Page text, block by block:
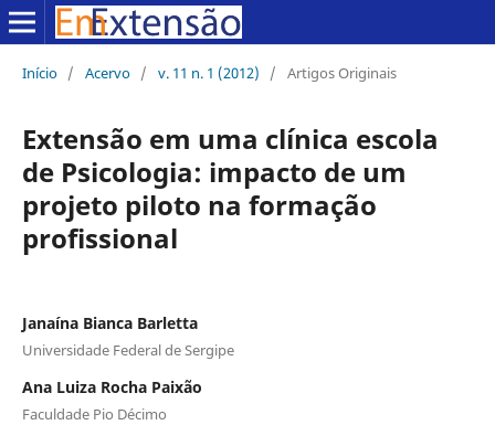
Início / Acervo / v. 11 n. 1 (2012) / Artigos Originais
Extensão em uma clínica escola
de Psicologia: impacto de um
projeto piloto na formação
profissional
Janaína Bianca Barletta
Universidade Federal de Sergipe
Ana Luiza Rocha Paixão
Faculdade Pio Décimo